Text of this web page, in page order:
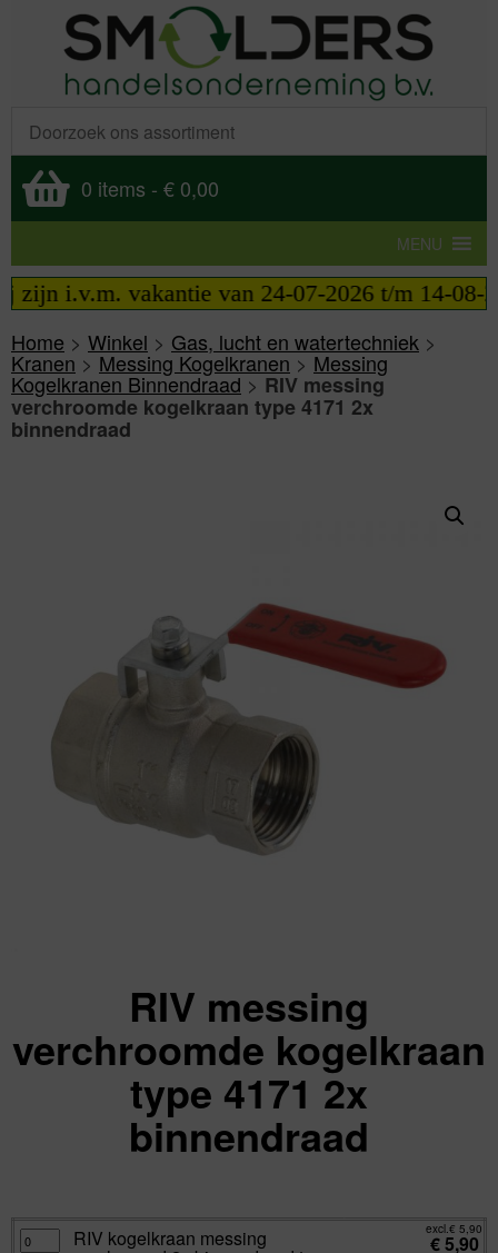
0 items - € 0,00
MENU
i.v.m. vakantie van 24-07-2026 t/m 14-08-
Home > Winkel > Gas, lucht en watertechniek >
Kranen >Messing Kogelkranen>Messing
Kogelkranen Binnendraad>RIV messing
verchroomde kogelkraan type 4171 2x
binnendraad
RIV messing
verchroomde kogelkraan
type 4171 2x
binnendraad
RIV
kogelkraanRIV kogelkraan messing excl.€ 5,90
€5,90